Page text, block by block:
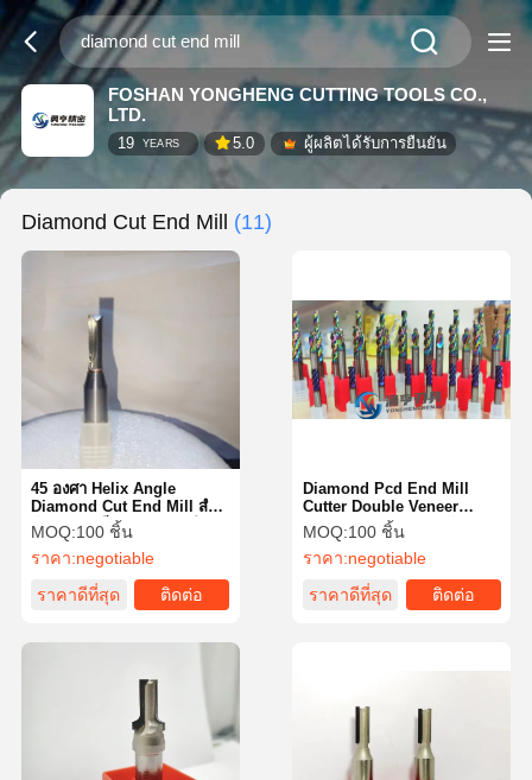
FOSHAN YONGHENG CUTTING TOOLS CO.,
LTD.
19 YEARS 5.0 ผู้ผลิตได้รับการยืนยัน
Diamond Cut End Mill (11)
45 องศา Helix Angle
Diamond Cut End Mill สําห
รับการบดเรียบและแม่นยํา
MOQ:100 ชิ้น
ราคา:negotiable
ราคาดีที่สุด
ติดต่อ
Diamond Pcd End Mill
Cutter Double Veneer
Highlight Plate การตัดและ
การสล็อต
MOQ:100 ชิ้น
ราคา:negotiable
ราคาดีที่สุด
ติดต่อ